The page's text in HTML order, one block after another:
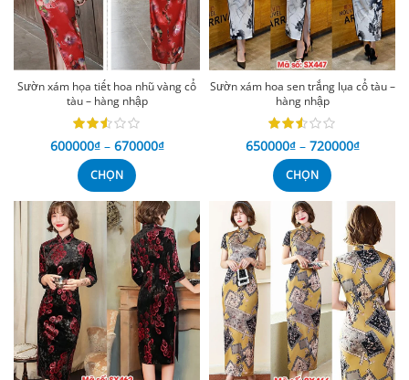
Sườn xám họa tiết hoa nhũ vàng cổ
tàu – hàng nhập
600000₫ – 670000₫
CHỌN
Sườn xám hoa sen trắng lụa cổ tàu –
hàng nhập
650000₫ – 720000₫
CHỌN